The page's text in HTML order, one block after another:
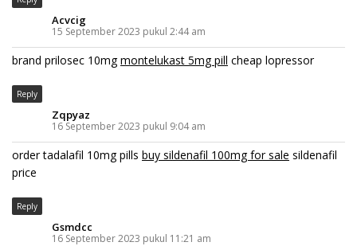
Acvcig
15 September 2023 pukul 2:44 am
brand prilosec 10mgmontelukast 5mg pill cheap lopressor
Reply
Zqpyaz
16 September 2023 pukul 9:04 am
order tadalafil 10mg pills buy sildenafil 100mg for sale sildenafil
price
Reply
Gsmdcc
16 September 2023 pukul 11:21 am